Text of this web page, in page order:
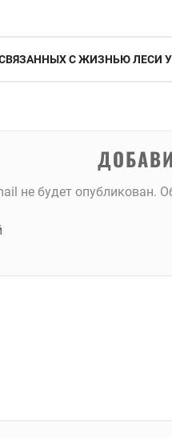
С ЖИЗНЬЮ ЛЕСИ
не будет опубликован.